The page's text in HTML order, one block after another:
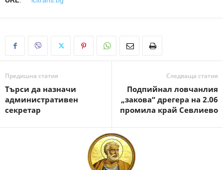
Предишна статия
Търси да назначи
административен
секретар
Следваща статия
Подпийнал ловчанлия
„закова“ дрегера на 2.06
промила край Севлиево